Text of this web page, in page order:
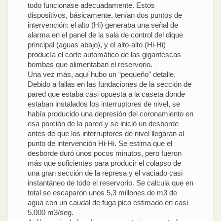
todo funcionase adecuadamente. Estos
dispositivos, básicamente, tenían dos puntos de
intervención: el alto (Hi) generaba una señal de
alarma en el panel de la sala de control del dique
principal (aguas abajo), y el alto-alto (Hi-Hi)
producía el corte automático de las gigantescas
bombas que alimentaban el reservorio.
Una vez más, aquí hubo un “pequeño” detalle.
Debido a fallas en las fundaciones de la sección de
pared que estaba casi opuesta a la caseta donde
estaban instalados los interruptores de nivel, se
había producido una depresión del coronamiento en
esa porción de la pared y se inició un desborde
antes de que los interruptores de nivel llegaran al
punto de intervención Hi-Hi. Se estima que el
desborde duró unos pocos minutos, pero fueron
más que suficientes para producir el colapso de
una gran sección de la represa y el vaciado casi
instantáneo de todo el reservorio. Se calcula que en
total se escaparon unos 5,3 millones de m3 de
agua con un caudal de fuga pico estimado en casi
5.000 m3/seg.